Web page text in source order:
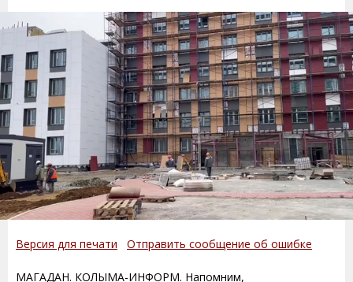
Версия для печати Отправить сообщение об ошибке
МАГАДАН. КОЛЫМА-ИНФОРМ. Напомним,